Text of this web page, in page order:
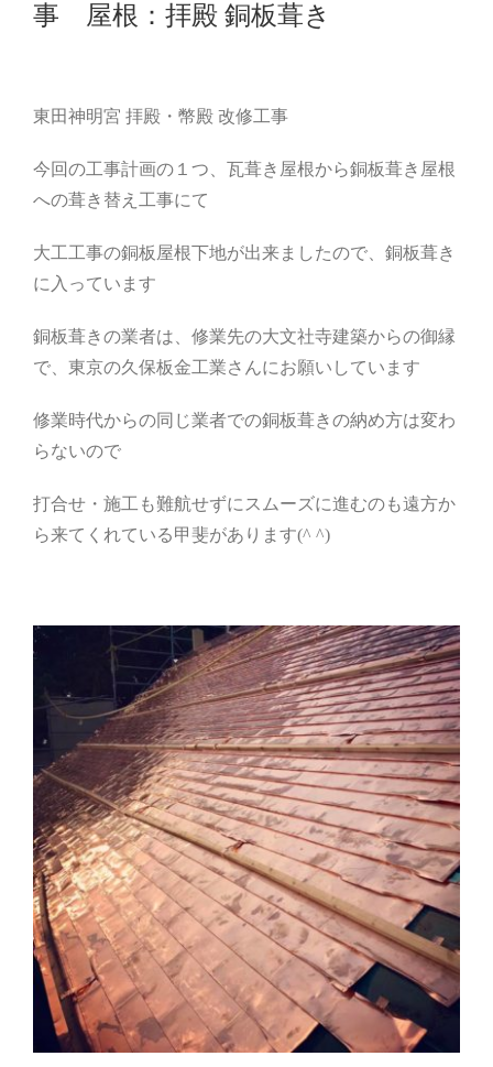
事 屋根：拝殿 銅板葺き
東田神明宮 拝殿・幣殿 改修工事
今回の工事計画の１つ、瓦葺き屋根から銅板葺き屋根
への葺き替え工事にて
大工工事の銅板屋根下地が出来ましたので、銅板葺き
に入っています
銅板葺きの業者は、修業先の大文社寺建築からの御縁
で、東京の久保板金工業さんにお願いしています
修業時代からの同じ業者での銅板葺きの納め方は変わ
らないので
打合せ・施工も難航せずにスムーズに進むのも遠方か
ら来てくれている甲斐があります(^ ^)